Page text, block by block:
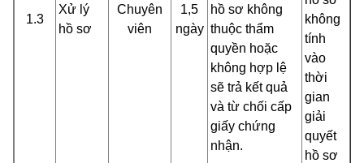
1.3
Xử lý
hồ sơ
Chuyên
viên
1,5
ngày
hồ sơ không
thuộc thẩm
quyền hoặc
không hợp lệ
sẽ trả kết quả
và từ chối cấp
giấy chứng
nhận.
không
tính
vào
thời
gian
giải
quyết
hồ sơ